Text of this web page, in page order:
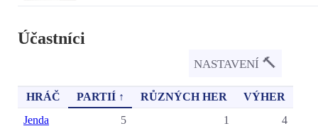
Účastníci
NASTAVENÍ 🔨
HRÁČ PARTIÍ ↑ RŮZNÝCH HER
VÝHER
Jenda
5 1 4